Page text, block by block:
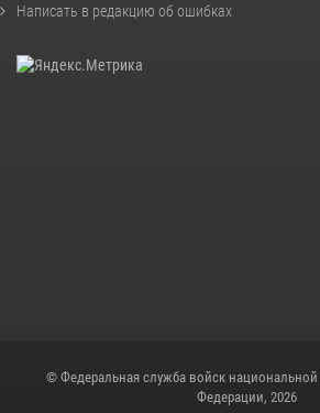
Написать в редакцию об ошибках
© Федеральная служба войск
Федерации, 2026